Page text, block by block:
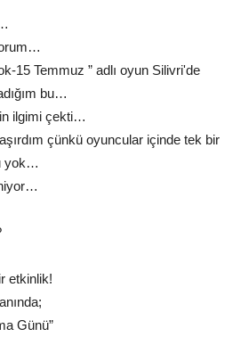
15 Temmuz ” adlı oyun Silivri'de
bu…
ilgimi çekti…
çünkü oyuncular içinde tek bir
yok…
etkinlik!
Günü”